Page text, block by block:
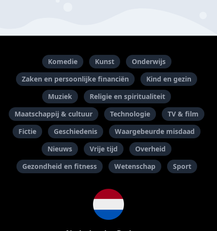
Komedie Kunst
Onderwijs
Zaken en persoonlijke financiën
Kind en gezin
Muziek
Religie en spiritualiteit
Maatschappij & cultuur
Technologie
TV & film
Fictie
Geschiedenis
Waargebeurde misdaad
Nieuws
Vrije tijd
Overheid
Gezondheid en fitness
Wetenschap Sport